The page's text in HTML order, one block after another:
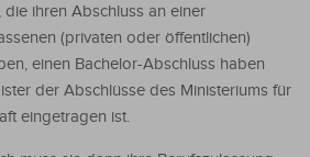
die ihren Abschluss an einer
(privaten oder öffentlichen)
einen Bachelor-Abschluss haben
der Abschlüsse des Ministeriums für
eingetragen ist.